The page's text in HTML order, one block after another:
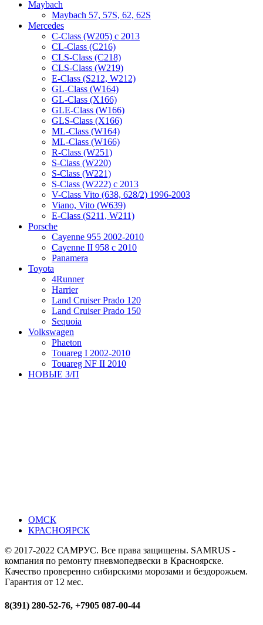
Maybach
Maybach 57, 57S, 62, 62S
Mercedes
C-Class (W205) с 2013
CL-Class (C216)
CLS-Class (C218)
CLS-Class (W219)
E-Class (S212, W212)
GL-Class (W164)
GL-Class (X166)
GLE-Class (W166)
GLS-Class (X166)
ML-Class (W164)
ML-Class (W166)
R-Class (W251)
S-Class (W220)
S-Class (W221)
S-Class (W222) с 2013
V-Class Vito (638, 628/2) 1996-2003
Viano, Vito (W639)
Е-Class (S211, W211)
Porsche
Cayenne 955 2002-2010
Cayenne II 958 с 2010
Panamera
Toyota
4Runner
Harrier
Land Cruiser Prado 120
Land Cruiser Prado 150
Sequoia
Volkswagen
Phaeton
Touareg I 2002-2010
Touareg NF II 2010
НОВЫЕ З/П
ОМСК
КРАСНОЯРСК
© 2017-2022 САМРУС. Все права защищены. SAMRUS -
компания по ремонту пневмопедвески в Красноярске.
Качество проверенно сибирскими морозами и бездорожьем.
Гарантия от 12 мес.
8(391) 280-52-76, +7905 087-00-44